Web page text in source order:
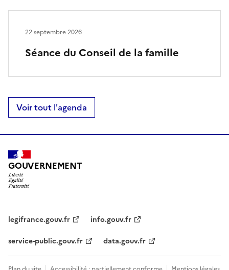
Séance du Conseil de la famille
22 septembre 2026
Voir tout l'agenda
GOUVERNEMENT
legifrance.gouv.fr
info.gouv.fr
service-public.gouv.fr
data.gouv.fr